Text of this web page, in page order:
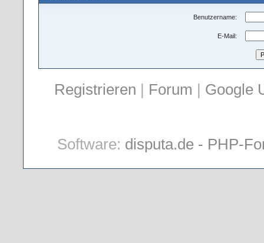
Benutzername:
E-Mail:
Registrieren | Forum | Google
Software: disputa.de - PHP-